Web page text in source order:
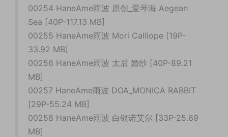
00254 HaneAme雨波 原创_爱琴海 Aegean
Sea [40P-117.13 MB]
00255 HaneAme雨波 Mori Calliope [19P-
33.92 MB]
00256 HaneAme雨波 太后 婚纱 [40P-89.21
MB]
00257 HaneAme雨波 DOA_MONICA RABBIT
[29P-55.24 MB]
00258 HaneAme雨波 白银诺艾尔 [33P-25.69
MB]